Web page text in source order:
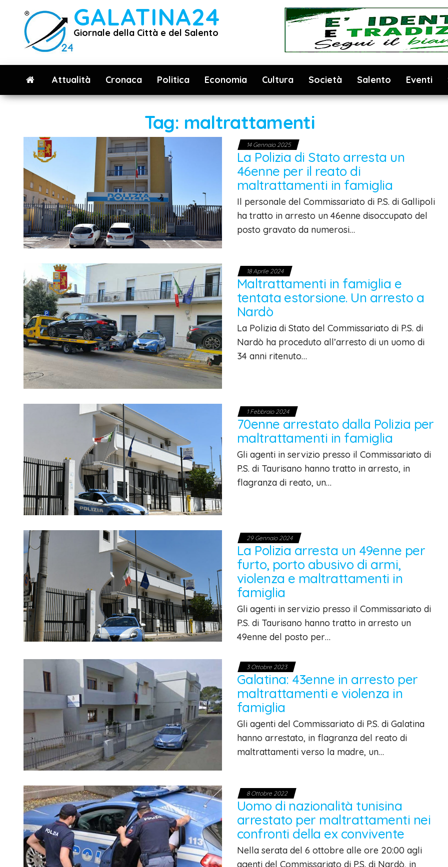
contenuto
GALATINA24
Giornale della Città e del Salento
Attualità Cronaca Politica Economia Cultura Società Salento Eventi
Tag: maltrattamenti
14 Gennaio 2025
La Polizia di Stato arresta un
46enne per il reato di
maltrattamenti in famiglia
Il personale del Commissariato di P.S. di Gallipoli
ha tratto in arresto un 46enne disoccupato del
posto gravato da numerosi…
18 Aprile 2024
Maltrattamenti in famiglia e
tentata estorsione. Un arresto a
Nardò
La Polizia di Stato del Commissariato di P.S. di
Nardò ha proceduto all’arresto di un uomo di
34 anni ritenuto…
1 Febbraio 2024
70enne arrestato dalla Polizia per
maltrattamenti in famiglia
Gli agenti in servizio presso il Commissariato di
P.S. di Taurisano hanno tratto in arresto, in
flagranza di reato, un…
29 Gennaio 2024
La Polizia arresta un 49enne per
furto, porto abusivo di armi,
violenza e maltrattamenti in
famiglia
Gli agenti in servizio presso il Commissariato di
P.S. di Taurisano hanno tratto in arresto un
49enne del posto per…
3 Ottobre 2023
Galatina: 43enne in arresto per
maltrattamenti e violenza in
famiglia
Gli agenti del Commissariato di P.S. di Galatina
hanno arrestato, in flagranza del reato di
maltrattamenti verso la madre, un…
8 Ottobre 2022
Uomo di nazionalità tunisina
arrestato per maltrattamenti nei
confronti della ex convivente
Nella serata del 6 ottobre alle ore 20:00 agli
agenti del Commissariato di P.S. di Nardò, in